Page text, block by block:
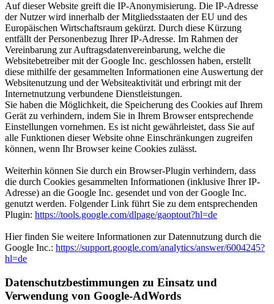
Auf dieser Website greift die IP-Anonymisierung. Die IP-Adresse
der Nutzer wird innerhalb der Mitgliedsstaaten der EU und des
Europäischen Wirtschaftsraum gekürzt. Durch diese Kürzung
entfällt der Personenbezug Ihrer IP-Adresse. Im Rahmen der
Vereinbarung zur Auftragsdatenvereinbarung, welche die
Websitebetreiber mit der Google Inc. geschlossen haben, erstellt
diese mithilfe der gesammelten Informationen eine Auswertung der
Websitenutzung und der Websiteaktivität und erbringt mit der
Internetnutzung verbundene Dienstleistungen.
Sie haben die Möglichkeit, die Speicherung des Cookies auf Ihrem
Gerät zu verhindern, indem Sie in Ihrem Browser entsprechende
Einstellungen vornehmen. Es ist nicht gewährleistet, dass Sie auf
alle Funktionen dieser Website ohne Einschränkungen zugreifen
können, wenn Ihr Browser keine Cookies zulässt.
Weiterhin können Sie durch ein Browser-Plugin verhindern, dass
die durch Cookies gesammelten Informationen (inklusive Ihrer IP-
Adresse) an die Google Inc. gesendet und von der Google Inc.
genutzt werden. Folgender Link führt Sie zu dem entsprechenden
Plugin: https://tools.google.com/dlpage/gaoptout?hl=de
Hier finden Sie weitere Informationen zur Datennutzung durch die
Google Inc.: https://support.google.com/analytics/answer/6004245?
hl=de
Datenschutzbestimmungen zu Einsatz und
Verwendung von Google-AdWords